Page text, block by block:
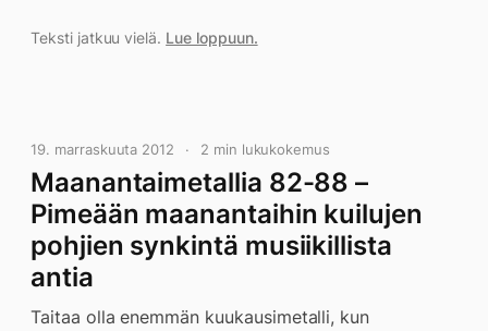
Teksti jatkuu vielä. Lue loppuun.
19. marraskuuta 2012 2 min lukukokemus
Maanantaimetallia 82-88 –
Pimeään maanantaihin kuilujen
pohjien synkintä musiikillista
antia
Taitaa olla enemmän kuukausimetalli, kun